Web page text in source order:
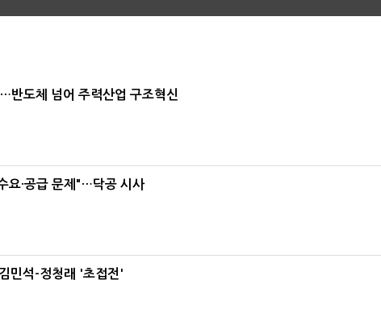
도체 넘어 주력산업 구조혁신
요·공급 문제"…닥공 시사
민석-정청래 '초접전'